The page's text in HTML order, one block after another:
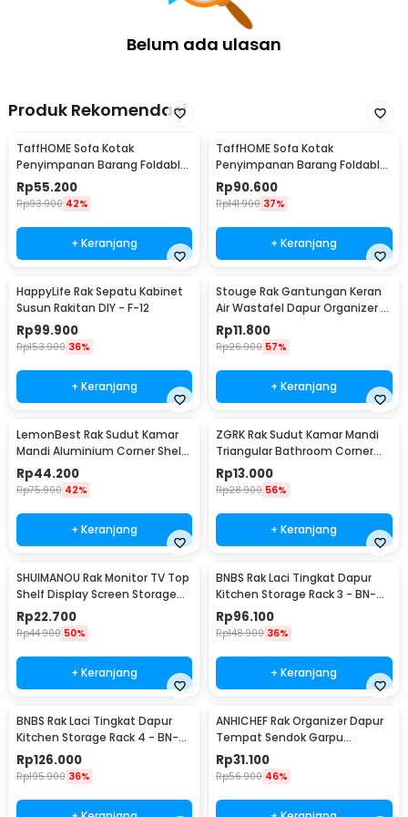
Belum ada ulasan
Produk Rekomendasi
TaffHOME Sofa Kotak
Penyimpanan Barang Foldable
Storage Box 30x30x30cm - L170
Rp55.200
Rp93.900 42%
+ Keranjang
TaffHOME Sofa Kotak
Penyimpanan Barang Foldable
Storage Box 48x30x30cm - L170
Rp90.600
Rp141.900 37%
+ Keranjang
HappyLife Rak Sepatu Kabinet
Susun Rakitan DIY - F-12
Rp99.900
Rp153.900 36%
+ Keranjang
Stouge Rak Gantungan Keran
Air Wastafel Dapur Organizer -
PXM19
Rp11.800
Rp26.900 57%
+ Keranjang
LemonBest Rak Sudut Kamar
Mandi Aluminium Corner Shelf
Rack 2 Layers - G48
Rp44.200
Rp75.900 42%
+ Keranjang
ZGRK Rak Sudut Kamar Mandi
Triangular Bathroom Corner
Shelf Plastik - ST145
Rp13.000
Rp28.900 56%
+ Keranjang
SHUIMANOU Rak Monitor TV Top
Shelf Display Screen Storage
Desk Riser - G255
Rp22.700
Rp44.900 50%
+ Keranjang
BNBS Rak Laci Tingkat Dapur
Kitchen Storage Rack 3 - BN-
2713 / BN-2714
Rp96.100
Rp148.900 36%
+ Keranjang
BNBS Rak Laci Tingkat Dapur
Kitchen Storage Rack 4 - BN-
2713 / BN-2714
Rp126.000
Rp195.900 36%
ANHICHEF Rak Organizer Dapur
Tempat Sendok Garpu
Tableware Storage Box - PP23
Rp31.100
Rp56.900 46%